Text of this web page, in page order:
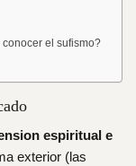
el sufismo?
espiritual e
exterior (las